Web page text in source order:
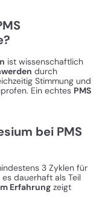
ist wissenschaftlich
durch
Stimmung und
Ein echtes PMS
bei PMS
3 Zyklen für
dauerhaft als Teil
Erfahrung zeigt